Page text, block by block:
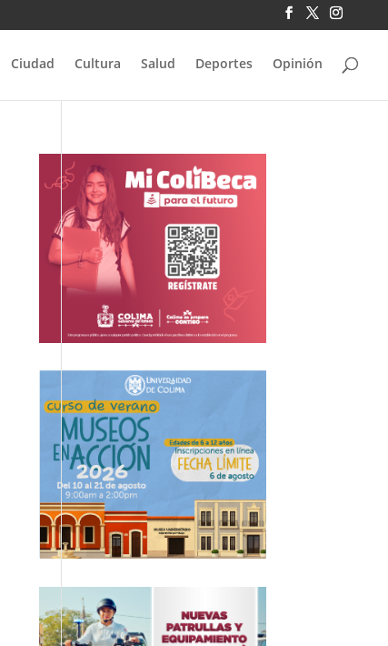
Ciudad Cultura Salud Deportes Opinión